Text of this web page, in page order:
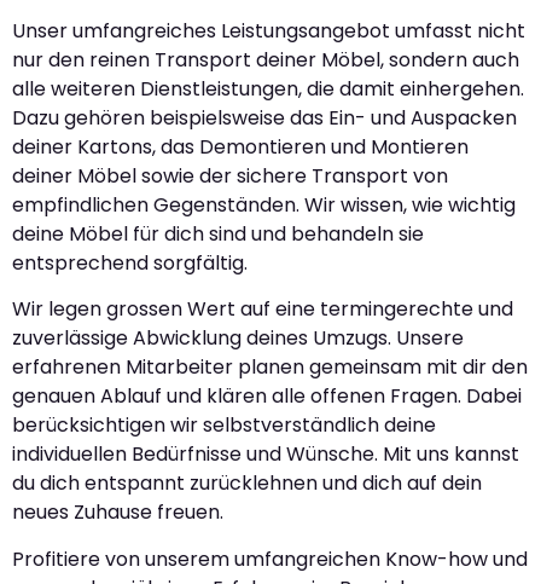
Unser umfangreiches Leistungsangebot umfasst nicht
nur den reinen Transport deiner Möbel, sondern auch
alle weiteren Dienstleistungen, die damit einhergehen.
Dazu gehören beispielsweise das Ein- und Auspacken
deiner Kartons, das Demontieren und Montieren
deiner Möbel sowie der sichere Transport von
empfindlichen Gegenständen. Wir wissen, wie wichtig
deine Möbel für dich sind und behandeln sie
entsprechend sorgfältig.
Wir legen grossen Wert auf eine termingerechte und
zuverlässige Abwicklung deines Umzugs. Unsere
erfahrenen Mitarbeiter planen gemeinsam mit dir den
genauen Ablauf und klären alle offenen Fragen. Dabei
berücksichtigen wir selbstverständlich deine
individuellen Bedürfnisse und Wünsche. Mit uns kannst
du dich entspannt zurücklehnen und dich auf dein
neues Zuhause freuen.
Profitiere von unserem umfangreichen Know-how und